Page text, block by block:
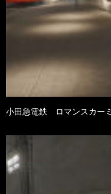
小田急電鉄 ロマンスカー